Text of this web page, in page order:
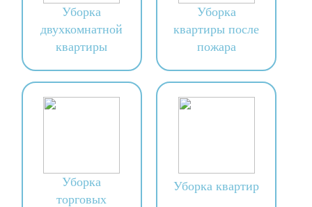
Уборка
двухкомнатной
квартиры
Уборка
квартиры после
пожара
Уборка
торговых
Уборка квартир